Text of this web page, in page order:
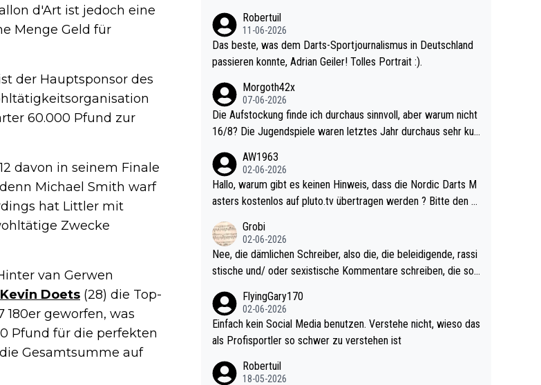
d'Art ist jedoch eine
Menge Geld für
der Hauptsponsor des
60.000 Pfund zur
davon in seinem Finale
Michael Smith warf
hat Littler mit
Zwecke
van Gerwen
Kevin Doets (28) die Top-
geworfen, was
Pfund für die perfekten
Gesamtsumme auf
Robertuil
11-06-2026
Das beste, was dem Darts-Sportjournalismus in Deutschland
passieren konnte, Adrian Geiler! Tolles Portrait :).
Morgoth42x
07-06-2026
Die Aufstockung finde ich durchaus sinnvoll, aber warum nicht
16/8? Die Jugendspiele waren letztes Jahr durchaus sehr kur
l. Allerdings ist Mitchell Lawrie als Nummer 1 der Welt eh quali
fiziert. Somit ändert die automatische Qualifikation des Weltm
eisters erstmal nichts. Ich denke sie wollen damit für nächste
d wohl wenig WDF Turniere spielen. Dies war bei Archie Self l
etztes Jahr der Fall. Er musste als amtierender Weltmeister d
urch den Qualifier und ich glaube kaum, dass Mitchel sich das
(in Vegas) antun würde, wenn er doch eigentlich die PDC-WM
als Ziel hat.
AW1963
02-06-2026
Hallo, warum gibt es keinen Hinweis, dass die Nordic Darts M
asters kostenlos auf pluto.tv übertragen werden ? Bitte den A
Grobi
02-06-2026
Nee, die dämlichen Schreiber, also die, die beleidigende, rassi
stische und/ oder sexistische Kommentare schreiben, die soll
nes Leben in den Griff kriegen. Nur eins wundert mich: Luke Li
ttler war doch neulich erst derjenige, der über Social Media G
vV provoziert hat. Und Littlers Mutter schießt öfters mal gege
ehler!
FlyingGary170
02-06-2026
Einfach kein Social Media benutzen. Verstehe nicht, wieso das
als Profisportler so schwer zu verstehen ist
Robertuil
18-05-2026